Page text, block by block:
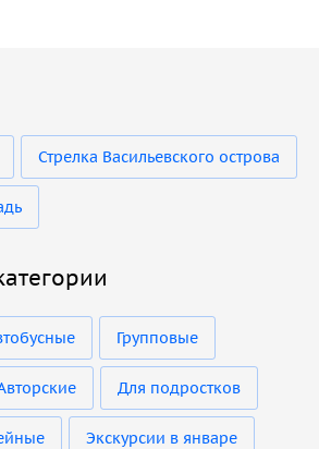
Стрелка Васильевского острова
Групповые
Для подростков
Экскурсии в январе